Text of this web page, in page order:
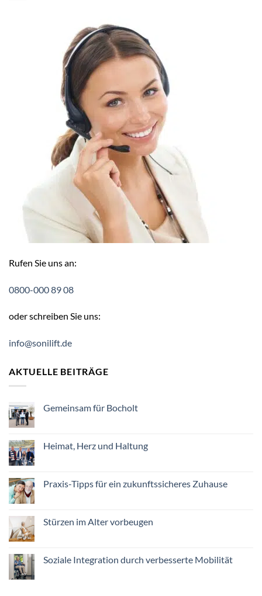
Rufen Sie uns an:
0800-000 89 08
oder schreiben Sie uns:
info@sonilift.de
AKTUELLE BEITRÄGE
Gemeinsam für Bocholt
Gemeinsam
für
Heimat, Herz und Haltung
Heimat,
Herz
Praxis-Tipps für ein zukunftssicheres Zuhause
Praxis-
Tipps
Zuhause
Stürzen im Alter vorbeugen
Stürzen
im
Soziale Integration durch verbesserte Mobilität